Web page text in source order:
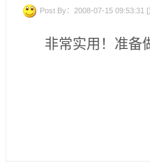
Post By：2008-07-15 09:53:31 [
非常实用！准备